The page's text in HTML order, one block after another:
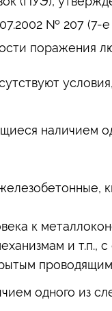
№ 207 (7-е
поражения
наличием
к
и т.п.,
проводящим
одного из